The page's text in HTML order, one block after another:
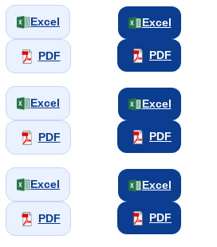
Excel
PDF
Excel
PDF
Excel
PDF
Excel
PDF
Excel
PDF
Excel
PDF